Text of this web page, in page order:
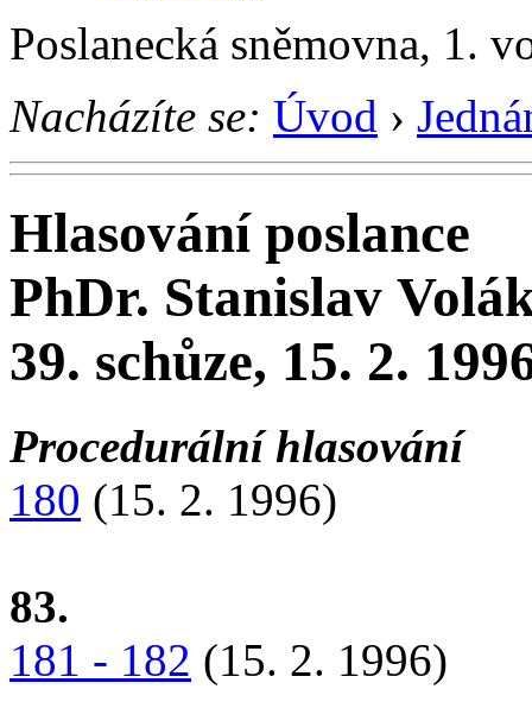
Poslanecká sněmovna, 1.
Nacházíte se: Úvod ›
Hlasování poslance
PhDr. Stanislav
39. schůze, 15. 2.
Procedurální hlasování
180 (15. 2. 1996)
83.
181 - 182 (15. 2. 1996)